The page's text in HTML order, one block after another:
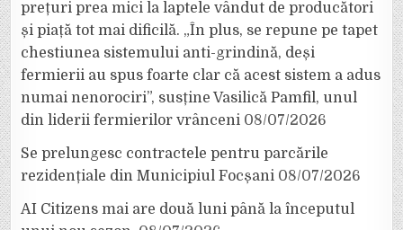
prețuri prea mici la laptele vândut de producători
și piață tot mai dificilă. „În plus, se repune pe tapet
chestiunea sistemului anti-grindină, deși
fermierii au spus foarte clar că acest sistem a adus
numai nenorociri”, susține Vasilică Pamfil, unul
din liderii fermierilor vrânceni 08/07/2026
Se prelungesc contractele pentru parcările
rezidențiale din Municipiul Focșani 08/07/2026
AI Citizens mai are două luni până la începutul